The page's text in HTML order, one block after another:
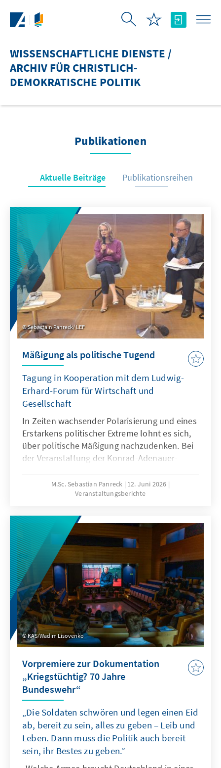
WISSENSCHAFTLICHE DIENSTE /
ARCHIV FÜR CHRISTLICH-
DEMOKRATISCHE POLITIK
Publikationen
Aktuelle Beiträge Publikationsreihen
Sebastain Panreck/ LEF
Mäßigung als politische Tugend
Tagung in Kooperation mit dem Ludwig-
Erhard-Forum für Wirtschaft und
Gesellschaft
In Zeiten wachsender Polarisierung und eines
Erstarkens politischer Extreme lohnt es sich,
über politische Mäßigung nachzudenken. Bei
der Veranstaltung der Konrad-Adenauer-
Wirtschaft und Gesellschaft diskutierten
Expertinnen und Experten historische
wirtschaftliche Dimensionen der Mäßigung.
Die Vorträge und Podiumsgespräche zeigten:
Mäßigung ist keine Schwäche, sondern eine
reflektierte ethische Haltung, die für stabile
Demokratien und eine handlungsfähige Mitte
unverzichtbar ist.
M.Sc. Sebastian Panreck
12. Juni 2026
Veranstaltungsberichte
KAS/Wadim Lisovenko
Vorpremiere zur Dokumentation
„Kriegstüchtig? 70 Jahre
Bundeswehr“
„Die Soldaten schwören und legen einen Eid
ab, bereit zu sein, alles zu geben – Leib und
Leben. Dann muss die Politik auch bereit
sein, ihr Bestes zu geben.“